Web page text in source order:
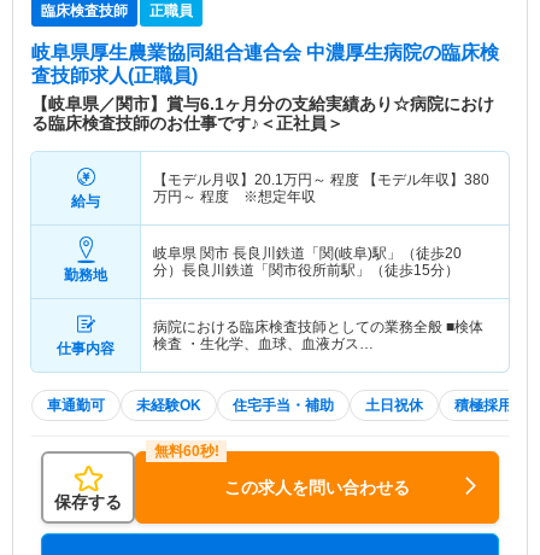
臨床検査技師 正職員
岐阜県厚生農業協同組合連合会 中濃厚生病院の臨床検
査技師求人(正職員)
【岐阜県／関市】賞与6.1ヶ月分の支給実績あり☆病院におけ
る臨床検査技師のお仕事です♪＜正社員＞
給与
【モデル月収】 20.1 万円～ 程度 【モデル年収】 380
万円～ 程度 ※想定年収
勤務地
岐阜県 関市 長良川鉄道「関(岐阜)駅」（徒歩20
分）長良川鉄道「関市役所前駅」（徒歩15分）
仕事内容
病院における臨床検査技師としての業務全般 ■検体
検査 ・生化学、血球、血液ガス…
車通勤可 未経験OK 住宅手当・補助 土日祝休 積極採用中
保存する
この求人を問い合わせる